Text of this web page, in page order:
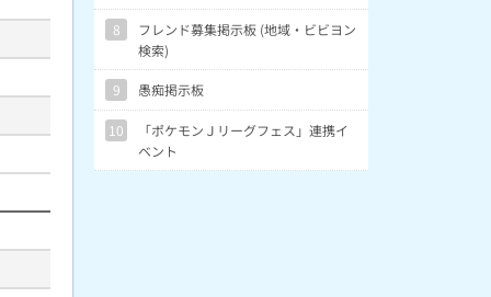
8
フレンド募集掲示板 (地域・ビビヨン
検索)
9 愚痴掲示板
10
「ポケモンＪリーグフェス」連携イ
ベント